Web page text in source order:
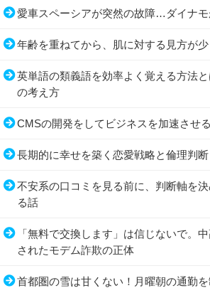
愛車スペーシアが突然の故障…ダイナモ
年齢を重ねてから、肌に対する見方が
英単語の類義語を効率よく覚える方法
の考え方
CMSの開発をしてビジネスを加速させる
長期的に幸せを築く恋愛戦略と倫理判断
不安系の口コミを見る前に、判断軸を
る話
「無料で交換します」は信じないで。
されたモデム詐欺の正体
首都圏の雪は甘くない！月曜朝の通勤